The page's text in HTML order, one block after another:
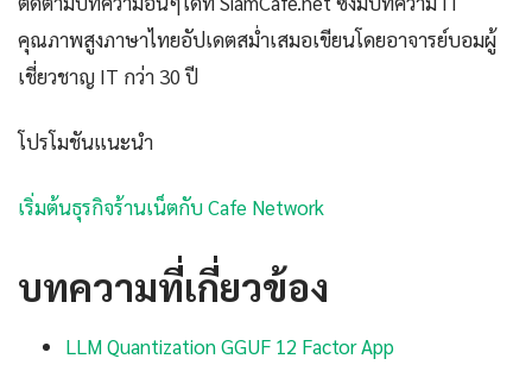
คุณภาพสูงภาษาไทยอัปเดตสม่ำเสมอเขียนโดยอาจารย์บอมผู้
เชี่ยวชาญ IT กว่า 30 ปี
โปรโมชันแนะนำ
เริ่มต้นธุรกิจร้านเน็ตกับ Cafe Network
บทความที่เกี่ยวข้อง
LLM Quantization GGUF 12 Factor App